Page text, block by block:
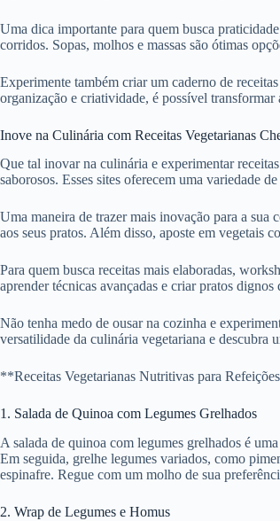
Uma dica importante para quem busca
corridos. Sopas, molhos e massas são ótimas
Experimente também criar um caderno de
organização e criatividade, é possível
Inove na Culinária com Receitas Vegetarianas
Que tal inovar na culinária e experimentar
saborosos. Esses sites oferecem uma variedade
Uma maneira de trazer mais inovação para a sua
aos seus pratos. Além disso, aposte em vegetais
Para quem busca receitas mais elaboradas,
aprender técnicas avançadas e criar pratos
Não tenha medo de ousar na cozinha e
versatilidade da culinária vegetariana e descubra
**Receitas Vegetarianas Nutritivas para
1. Salada de Quinoa com Legumes Grelhados
A salada de quinoa com legumes grelhados é
Em seguida, grelhe legumes variados, como
espinafre. Regue com um molho de sua
2. Wrap de Legumes e Homus